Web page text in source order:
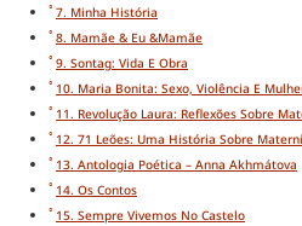
7. Minha História
8. Mamãe & Eu &Mamãe
9. Sontag: Vida E Obra
10. Maria Bonita: Sexo, Violência E
11. Revolução Laura: Reflexões Sobre
12. 71 Leões: Uma História Sobre
13. Antologia Poética – Anna Akhmátova
14. Os Contos
15. Sempre Vivemos No Castelo